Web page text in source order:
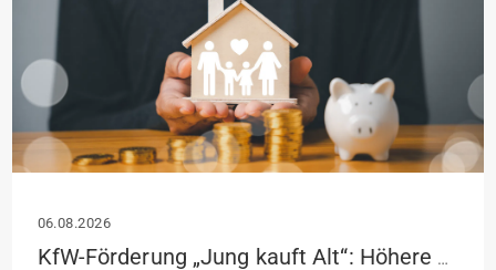
06.08.2026
KfW-Förderung „Jung kauft Alt“: Höhere Kredite ab August 2026